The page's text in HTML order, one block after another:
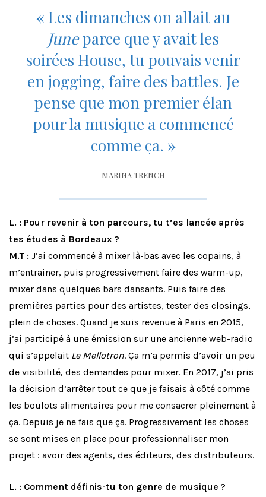
« Les dimanches on allait au
Juneparce que y avait les
soirées House, tu pouvais venir
en jogging, faire des battles. Je
pense que mon premier élan
pour la musique a commencé
comme ça. »
MARINA TRENCH
L. : Pour revenir à ton parcours, tu t’es lancée après
tes études à Bordeaux ?
M.T : J’ai commencé à mixer là-bas avec les copains, à
m’entrainer, puis progressivement faire des warm-up,
mixer dans quelques bars dansants. Puis faire des
premières parties pour des artistes, tester des closings,
plein de choses. Quand je suis revenue à Paris en 2015,
j’ai participé à une émission sur une ancienne web-radio
qui s’appelait Le Mellotron. Ça m’a permis d’avoir un peu
de visibilité, des demandes pour mixer. En 2017, j’ai pris
la décision d’arrêter tout ce que je faisais à côté comme
les boulots alimentaires pour me consacrer pleinement à
ça. Depuis je ne fais que ça. Progressivement les choses
se sont mises en place pour professionnaliser mon
projet : avoir des agents, des éditeurs, des distributeurs.
L. : Comment définis-tu ton genre de musique ?